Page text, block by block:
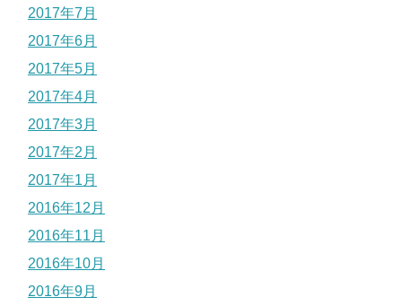
2017年7月
2017年6月
2017年5月
2017年4月
2017年3月
2017年2月
2017年1月
2016年12月
2016年11月
2016年10月
2016年9月